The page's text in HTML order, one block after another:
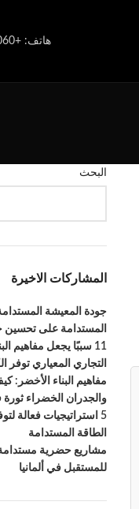
هاتف: +4915168846060
البحث
المشاركات الاخيرة
جودة المعيشة
المستدامة على تحسين
11 سببًا يجعل مفاهيم
التجاري المعياري توفر
مفاهيم البناء الأخضر:
والجدران الخضراء ثورة
5 استراتيجيات فعالة
الطاقة المستدامة
مشاريع حضرية
للمستقبل في ألمانيا